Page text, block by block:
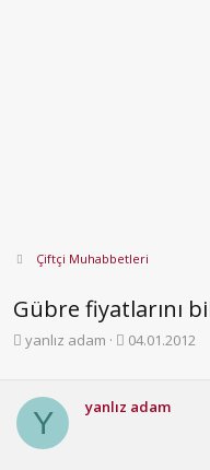
Çiftçi Muhabbetleri
Gübre fiyatlarını
K
b
y
yanlız adam
B
a
04.01.2012
Y yanlız adam